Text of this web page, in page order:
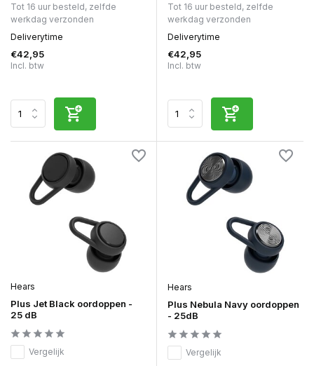
Tot 16 uur besteld, zelfde
werkdag verzonden
Deliverytime
€42,95
Incl. btw
Tot 16 uur besteld, zelfde
werkdag verzonden
Deliverytime
€42,95
Incl. btw
Hears
Plus Jet Black oordoppen -
25 dB
Vergelijk
Hears
Plus Nebula Navy oordoppen
- 25dB
Vergelijk